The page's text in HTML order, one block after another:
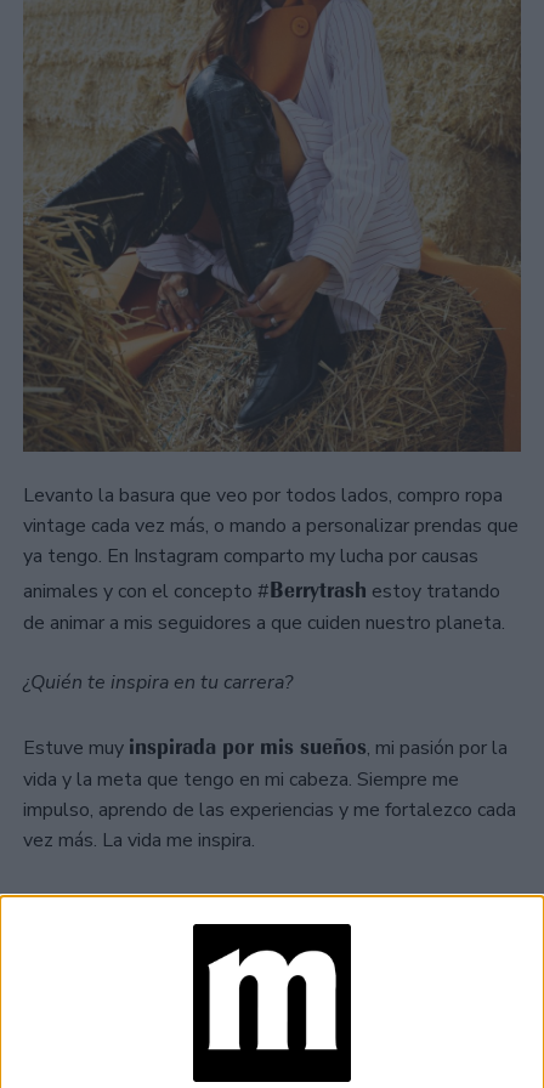
Levanto la basura que veo por todos lados, compro ropa
vintage cada vez más, o mando a personalizar prendas que
ya tengo. En Instagram comparto my lucha por causas
animales y con el concepto #Berrytrash estoy tratando
de animar a mis seguidores a que cuiden nuestro planeta.
¿Quién te inspira en tu carrera?
Estuve muy inspirada por mis sueños, mi pasión por la
vida y la meta que tengo en mi cabeza. Siempre me
impulso, aprendo de las experiencias y me fortalezco cada
vez más. La vida me inspira.
ZOE SALDANA,
PROTAGONISTA DE
DESEO ES QUE NOS